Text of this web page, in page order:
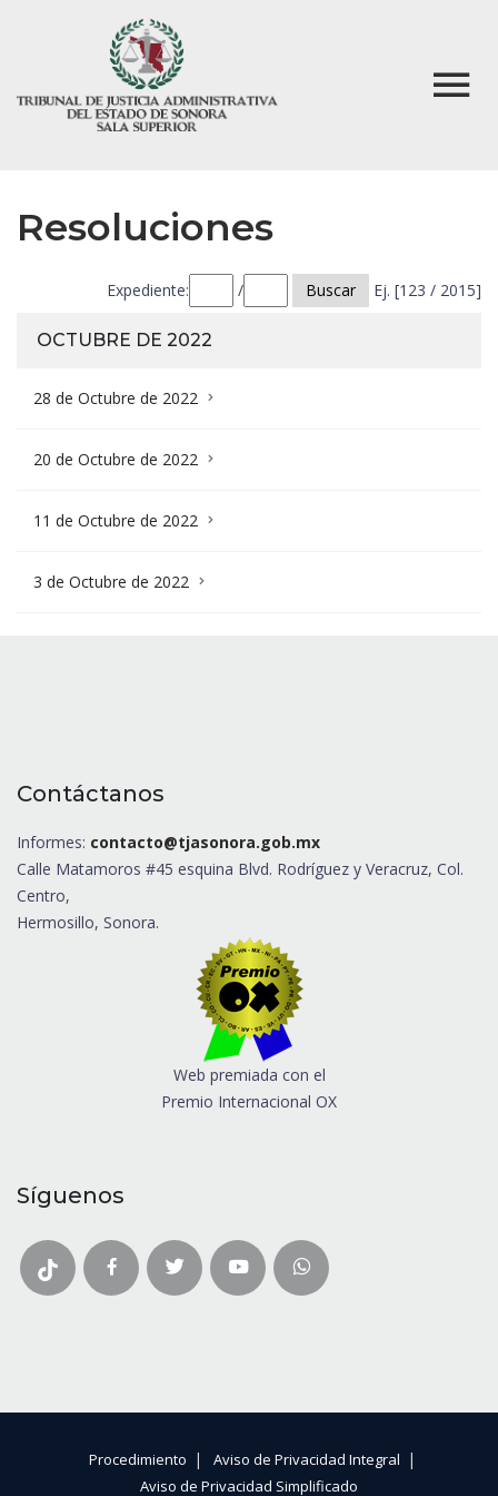
Resoluciones
Expediente: / Buscar Ej. [123 / 2015]
OCTUBRE DE 2022
28 de Octubre de 2022
20 de Octubre de 2022
11 de Octubre de 2022
3 de Octubre de 2022
Contáctanos
Informes: contacto@tjasonora.gob.mx
Calle Matamoros #45 esquina Blvd. Rodríguez y Veracruz, Col.
Centro,
Hermosillo, Sonora.
Web premiada con el
Premio Internacional OX
Síguenos
Procedimiento | Aviso de Privacidad Integral |
Aviso de Privacidad Simplificado